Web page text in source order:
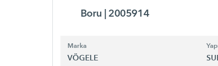
Boru | 2005914
Marka
VÖGELE